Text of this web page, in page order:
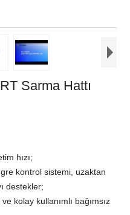
Sarma Hattı
hızı;
kontrol sistemi, uzaktan
destekler;
kolay kullanımlı bağımsız